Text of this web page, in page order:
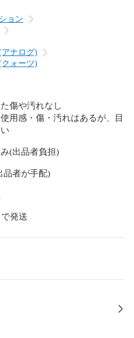
ショップ情報をご覧くださ
のは付属しておりません｡
キズや汚れ等がある場合があ
ョン
ナログ)
ォーツ)
傷や汚れなし
用感・傷・汚れはあるが、目
(出品者負担)
品者が手配)
発送